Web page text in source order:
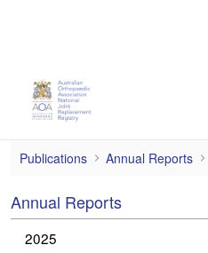
2002
Publications Annual Reports
Annual Reports
2025